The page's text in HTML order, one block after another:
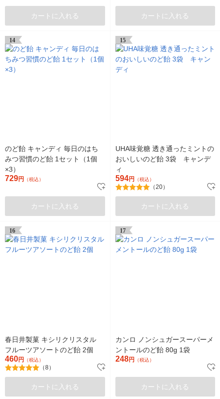
カートに入れる カートに入れる
14
のど飴 キャンディ 毎日のはち
みつ習慣のど飴 1セット（1個
×3）
729円 （税込）
カートに入れる
15
UHA味覚糖 透き通ったミントの
おいしいのど飴 3袋 キャンデ
ィ
594円 （税込）
（20）
カートに入れる
16
春日井製菓 キシリクリスタル
フルーツアソートのど飴 2個
460円 （税込）
（8）
カートに入れる
17
カンロ ノンシュガースーパーメ
ントールのど飴 80g 1袋
248円 （税込）
カートに入れる